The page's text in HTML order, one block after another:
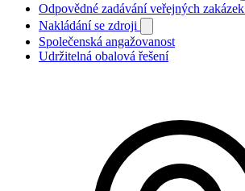
Odpovědné zadávání veřejných zakázek
Nakládání se zdroji
Společenská angažovanost
Udržitelná obalová řešení